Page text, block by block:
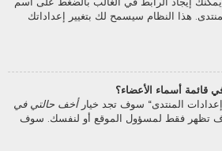
هذا النظام سيسمح لك بتغيير إعداداتك
أسماء الأعضاء؟
المنتدى“ سوف تجد خيارأخف حالتي في
تظهر فقط لمسؤول الموقع أو لنفسك. سوف